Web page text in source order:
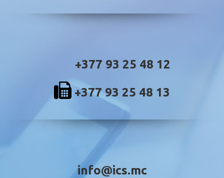
+377 93 25 48 12
+377 93 25 48 13
info@ics.mc